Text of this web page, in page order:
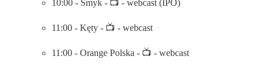
10:00 - Smyk - 📺 - webcast (IPO)
11:00 - Kęty - 📺 - webcast
11:00 - Orange Polska - 📺 - webcast